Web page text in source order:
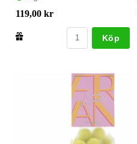
119,00 kr
Köp